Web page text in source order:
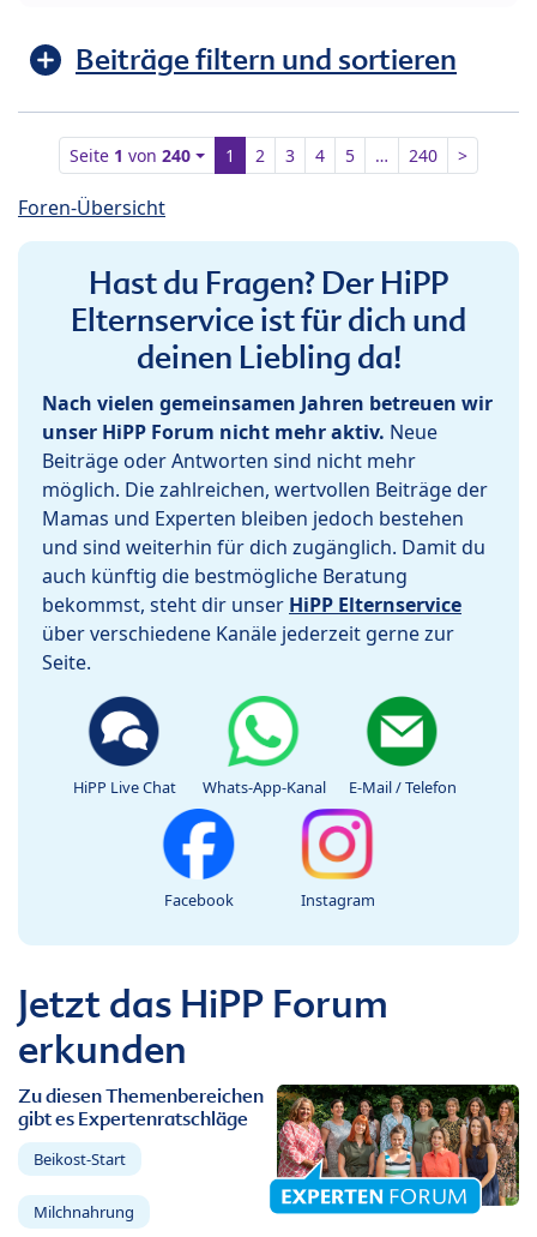
Beiträge filtern und sortieren
Seite 1 von240 1 2 3 4 5 … 240 >
Foren-Übersicht
Hast du Fragen? Der HiPP
Elternservice ist für dich und
deinen Liebling da!
Nach vielen gemeinsamen Jahren betreuen wir
unser HiPP Forum nicht mehr aktiv. Neue
Beiträge oder Antworten sind nicht mehr
möglich. Die zahlreichen, wertvollen Beiträge der
Mamas und Experten bleiben jedoch bestehen
und sind weiterhin für dich zugänglich. Damit du
auch künftig die bestmögliche Beratung
bekommst, steht dir unser HiPP Elternservice
über verschiedene Kanäle jederzeit gerne zur
Seite.
HiPP Live Chat Whats-App-Kanal E-Mail / Telefon
Facebook Instagram
Jetzt das HiPP Forum
erkunden
Zu diesen Themenbereichen
gibt es Expertenratschläge
Beikost-Start
Milchnahrung